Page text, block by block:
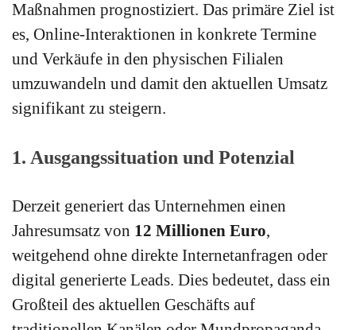
Maßnahmen prognostiziert. Das primäre Ziel ist
es, Online-Interaktionen in konkrete Termine
und Verkäufe in den physischen Filialen
umzuwandeln und damit den aktuellen Umsatz
signifikant zu steigern.
1. Ausgangssituation und Potenzial
Derzeit generiert das Unternehmen einen
Jahresumsatz von 12 Millionen Euro,
weitgehend ohne direkte Internetanfragen oder
digital generierte Leads. Dies bedeutet, dass ein
Großteil des aktuellen Geschäfts auf